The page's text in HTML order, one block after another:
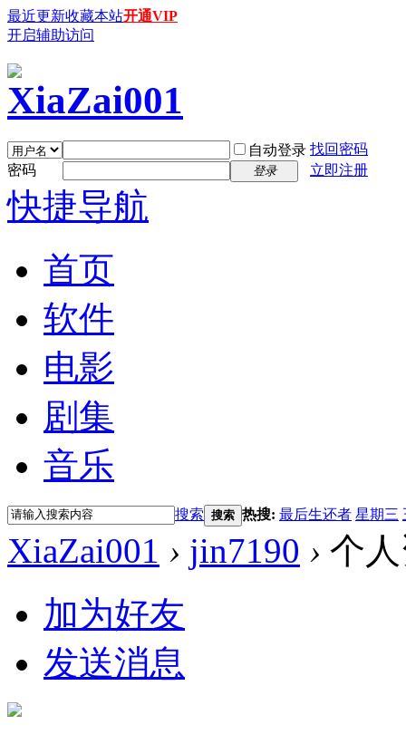
最近更新收藏本站开通VIP
开启辅助访问
自动登录 找回密码
密码
登录 立即注册
快捷导航
首页
软件
电影
剧集
音乐
搜索 搜索 热搜: 最后生还者 星期三
XiaZai001 › jin7190 › 个
加为好友
发送消息